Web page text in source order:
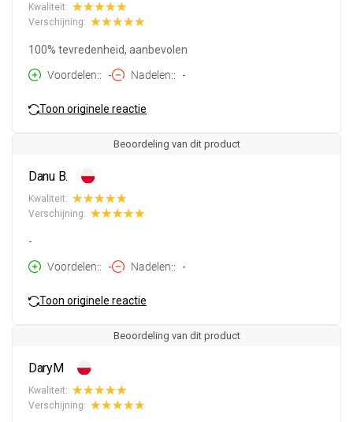
Kwaliteit:
Verschijning:
100% tevredenheid, aanbevolen
Voordelen:
- Nadelen: -
Toon originele reactie
Beoordeling van dit product
Danu B.
Kwaliteit:
Verschijning:
-
Voordelen:
- Nadelen: -
Toon originele reactie
Beoordeling van dit product
DaryM
Kwaliteit:
Verschijning: